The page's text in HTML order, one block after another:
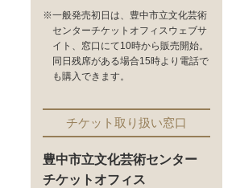
※一般発売初日は、豊中市立文化芸術
センターチケットオフィスウェブサ
イト、窓口にて10時から販売開始。
同日残席がある場合15時より電話で
も購入できます。
チケット取り扱い窓口
豊中市立文化芸術センター
チケットオフィス